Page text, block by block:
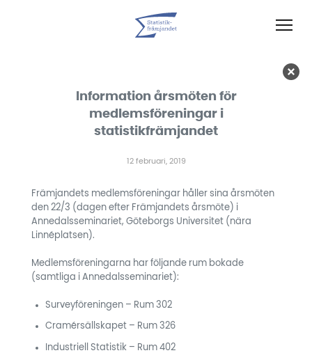
Information årsmöten för
medlemsföreningar i
statistikfrämjandet
12 februari, 2019
Främjandets medlemsföreningar håller sina årsmöten
den 22/3 (dagen efter Främjandets årsmöte) i
Annedalsseminariet, Göteborgs Universitet (nära
Linnéplatsen).
Medlemsföreningarna har följande rum bokade
(samtliga i Annedalsseminariet):
Surveyföreningen – Rum 302
Cramérsällskapet – Rum 326
Industriell Statistik – Rum 402